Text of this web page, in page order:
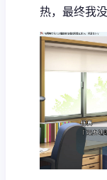
热，最终我